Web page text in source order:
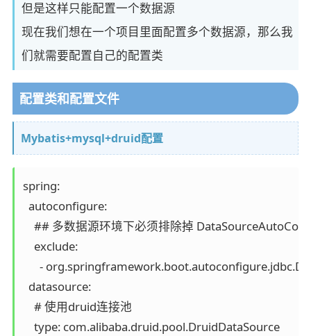
但是这样只能配置一个数据源
现在我们想在一个项目里面配置多个数据源，那么我
们就需要配置自己的配置类
配置类和配置文件
Mybatis+mysql+druid配置
spring:
  autoconfigure:
## 多数据源环境下必须排除掉
    exclude:
-
  datasource:
    # 使用druid连接池
    type: com.alibaba.druid.pool.DruidDataSource